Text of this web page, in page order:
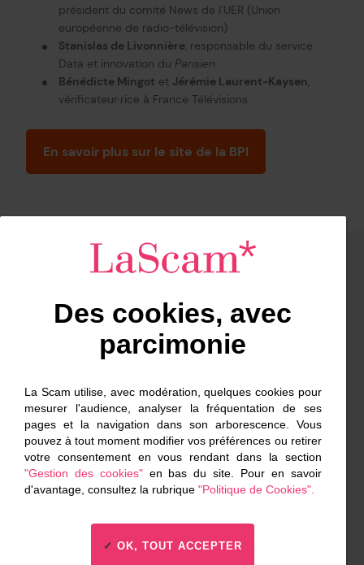
président du comité News de l’UER (Union
européenne de radio-télévision)
Stanislas de Livonnière, responsable du service
Data et innovation du Parisien
Bénédicte Mingot et Jérémie Laurent-Kaysen,
vérificateur·rice à France Télévisions
En savoir plus sur le site de la BPI
Contacts
Stéphane Joseph
01 56 69 58 88
Des cookies, avec
parcimonie
La Scam utilise, avec modération, quelques cookies pour
mesurer l'audience, analyser la fréquentation de ses
pages et la navigation dans son arborescence. Vous
pouvez à tout moment modifier vos préférences ou retirer
votre consentement en vous rendant dans la section
"Gestion des cookies"en bas du site. Pour en savoir
d'avantage, consultez la rubrique "Politique de Cookies".
OK, TOUT ACCEPTER